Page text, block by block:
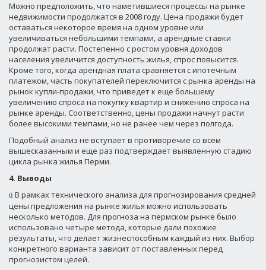
Можно предположить, что наметившиеся процессы на рынке
недвижимости продолжатся в 2008 году. Цена продажи будет
оставаться некоторое время на одном уровне или
увеличиваться небольшими темпами, а арендные ставки
продолжат расти. Постепенно с ростом уровня доходов
населения увеличится доступность жилья, спрос повысится.
Кроме того, когда арендная плата сравняется с ипотечным
платежом, часть покупателей переключится с рынка аренды на
рынок купли-продажи, что приведет к еще большему
увеличению спроса на покупку квартир и снижению спроса на
рынке аренды. Соответственно, цены продажи начнут расти
более высокими темпами, но не ранее чем через полгода.
Подобный анализ не вступает в противоречие со всем
вышесказанным и еще раз подтверждает выявленную стадию
цикла рынка жилья Перми.
4. Выводы
ü В рамках технического анализа для прогнозирования средней
цены предложения на рынке жилья можно использовать
несколько методов. Для прогноза на пермском рынке было
использовано четыре метода, которые дали похожие
результаты, что делает жизнеспособным каждый из них. Выбор
конкретного варианта зависит от поставленных перед
прогнозистом целей.